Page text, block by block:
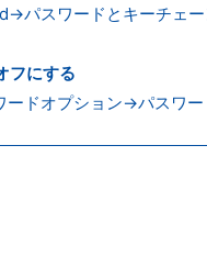
パスワードとキーチェー
フにする
ドオプション→パスワー